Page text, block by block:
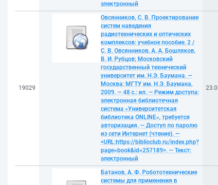
электронный
19029
Овсянников, С. В. Проектирование
систем наведения
радиотехнических и оптических
комплексов: учебное пособие. 2 /
С. В. Овсянников, А. А. Бошляков,
В. И. Рубцов; Московский
государственный технический
университет им. Н.Э. Баумана. —
Москва: МГТУ им. Н.Э. Баумана,
2009. — 48 с.: ил. — Режим доступа:
электронная библиотечная
система «Университетская
библиотека ONLINE», требуется
авторизация. — Доступ по паролю
из сети Интернет (чтение). —
<URL:https://biblioclub.ru/index.php?
page=book&id=257189>. — Текст:
электронный
Батанов, А. Ф. Робототехнические
системы для применения в